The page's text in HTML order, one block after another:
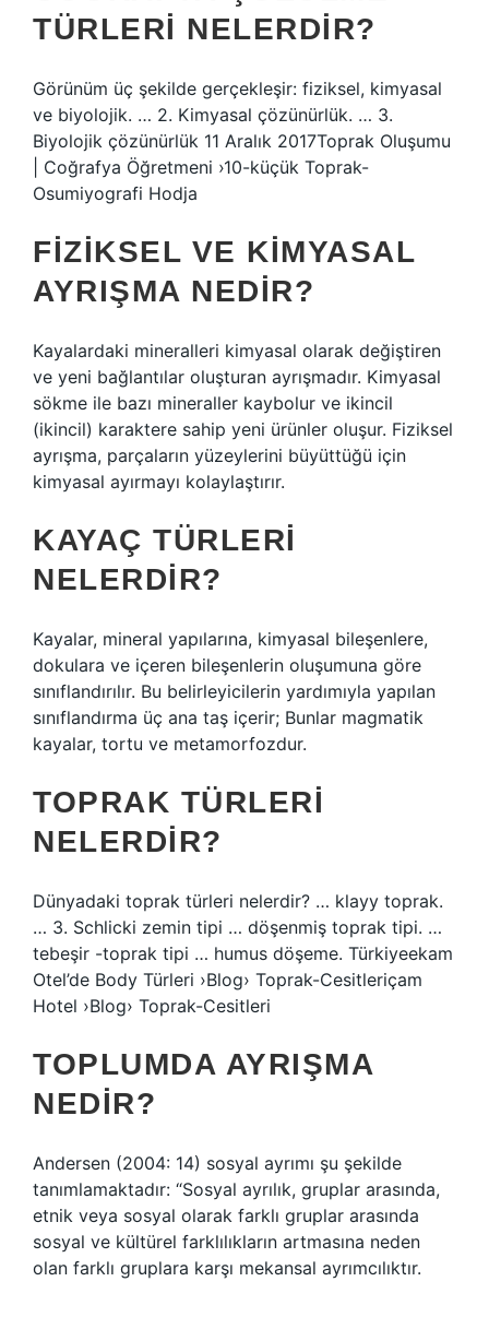
TÜRLERI NELERDIR?
Görünüm üç şekilde gerçekleşir: fiziksel, kimyasal
ve biyolojik. … 2. Kimyasal çözünürlük. … 3.
Biyolojik çözünürlük 11 Aralık 2017Toprak Oluşumu
| Coğrafya Öğretmeni ›10-küçük Toprak-
Osumiyografi Hodja
FIZIKSEL VE KIMYASAL
AYRIŞMA NEDIR?
Kayalardaki mineralleri kimyasal olarak değiştiren
ve yeni bağlantılar oluşturan ayrışmadır. Kimyasal
sökme ile bazı mineraller kaybolur ve ikincil
(ikincil) karaktere sahip yeni ürünler oluşur. Fiziksel
ayrışma, parçaların yüzeylerini büyüttüğü için
kimyasal ayırmayı kolaylaştırır.
KAYAÇ TÜRLERI
NELERDIR?
Kayalar, mineral yapılarına, kimyasal bileşenlere,
dokulara ve içeren bileşenlerin oluşumuna göre
sınıflandırılır. Bu belirleyicilerin yardımıyla yapılan
sınıflandırma üç ana taş içerir; Bunlar magmatik
kayalar, tortu ve metamorfozdur.
TOPRAK TÜRLERI
NELERDIR?
Dünyadaki toprak türleri nelerdir? … klayy toprak.
… 3. Schlicki zemin tipi … döşenmiş toprak tipi. …
tebeşir -toprak tipi … humus döşeme. Türkiyeekam
Otel’de Body Türleri ›Blog› Toprak-Cesitleriçam
Hotel ›Blog› Toprak-Cesitleri
TOPLUMDA AYRIŞMA
NEDIR?
Andersen (2004: 14) sosyal ayrımı şu şekilde
tanımlamaktadır: “Sosyal ayrılık, gruplar arasında,
etnik veya sosyal olarak farklı gruplar arasında
sosyal ve kültürel farklılıkların artmasına neden
olan farklı gruplara karşı mekansal ayrımcılıktır.